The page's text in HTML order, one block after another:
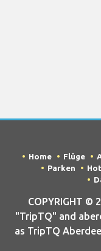
Home Flüge
Parken
COPYRIGHT ©
"TripTQ" and
as TripTQ